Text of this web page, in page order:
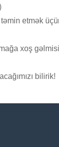
etmək
xoş
bilirik!